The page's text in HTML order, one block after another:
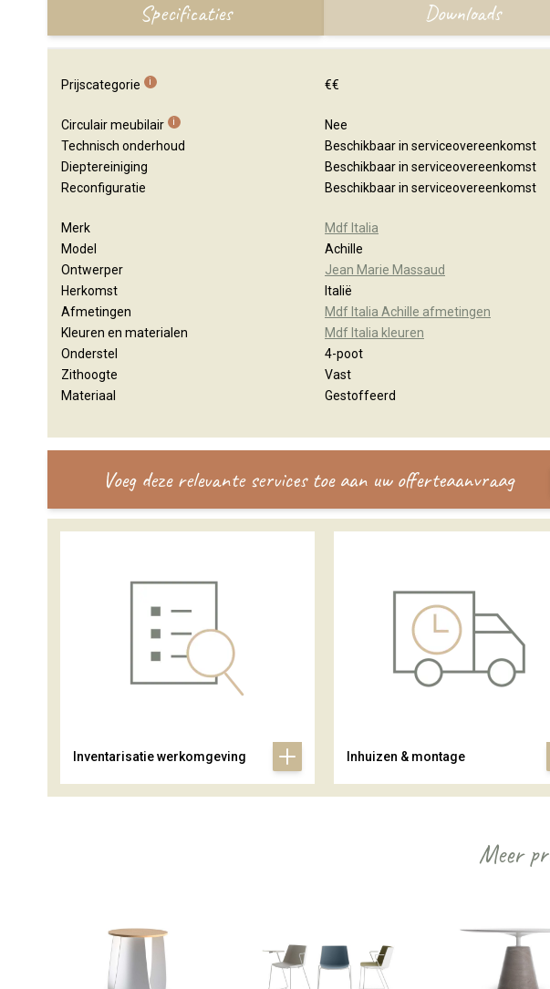
Specificaties Downloads
Prijscategorie i €€
Circulair meubilair i
Nee
Technisch onderhoud
Beschikbaar in serviceovereenkomst
Dieptereiniging
Beschikbaar in serviceovereenkomst
Reconfiguratie
Beschikbaar in serviceovereenkomst
Merk
Mdf Italia
Model
Achille
Ontwerper
Jean Marie Massaud
Herkomst
Italië
Afmetingen
Mdf Italia Achille afmetingen
Kleuren en materialen
Mdf Italia kleuren
Onderstel
4-poot
Zithoogte
Vast
Materiaal
Gestoffeerd
Voeg deze relevante services toe aan uw offerteaanvraag
Inventarisatie werkomgeving Inhuizen & montage
Meer